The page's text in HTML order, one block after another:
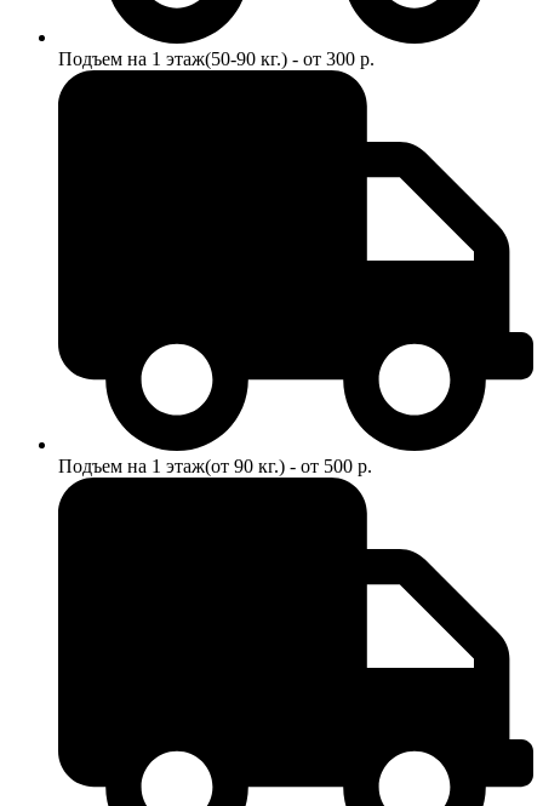
Подъем на 1 этаж(50-90 кг.) - от 300 р.
Подъем на 1 этаж(от 90 кг.) - от 500 р.